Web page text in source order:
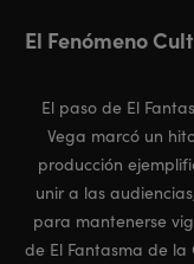
El Fenómeno
El paso de El
Vega marcó un
producción
unir a las
para mantenerse
de El Fantasma de